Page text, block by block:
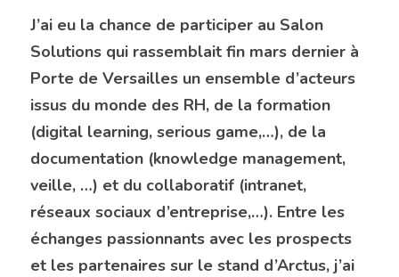
CONTACT
POWERED BY
J’ai eu la chance de participer au Salon
Solutions qui rassemblait fin mars dernier à
Porte de Versailles un ensemble d’acteurs
issus du monde des RH, de la formation
(digital learning, serious game,…), de la
documentation (knowledge management,
veille, …) et du collaboratif (intranet,
réseaux sociaux d’entreprise,…). Entre les
échanges passionnants avec les prospects
et les partenaires sur le stand d’Arctus, j’ai